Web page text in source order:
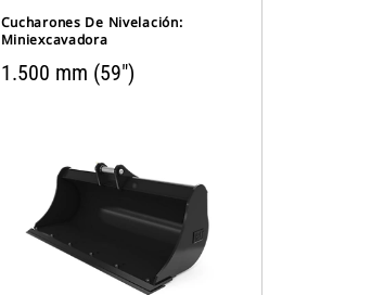
Cucharones De Nivelación:
Miniexcavadora
1.500 mm (59")